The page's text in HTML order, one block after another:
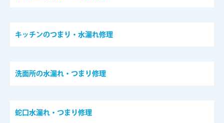
キッチンのつまり・水漏れ修理
洗面所の水漏れ・つまり修理
蛇口水漏れ・つまり修理